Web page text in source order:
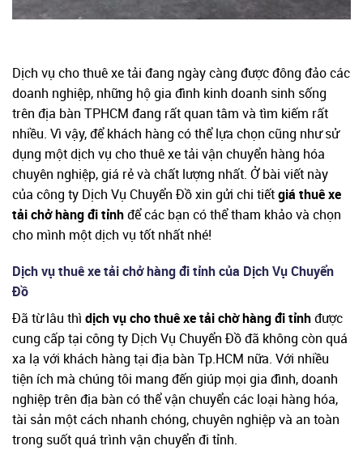
Dịch vụ cho thuê xe tải đang ngày càng được đông đảo các
doanh nghiệp, những hộ gia đình kinh doanh sinh sống
trên địa bàn TPHCM đang rất quan tâm và tìm kiếm rất
nhiều. Vì vậy, để khách hàng có thể lựa chọn cũng như sử
dụng một dịch vụ cho thuê xe tải vận chuyển hàng hóa
chuyên nghiệp, giá rẻ và chất lượng nhất. Ở bài viết này
của công ty Dịch Vụ Chuyển Đồ xin gửi chi tiếtgiá thuê xe
tải chở hàng đi tỉnhđể các bạn có thể tham khảo và chọn
cho mình một dịch vụ tốt nhất nhé!
Dịch vụ thuê xe tải chở hàng đi tỉnh của Dịch Vụ Chuyển
Đồ
Đã từ lâu thì dịch vụ cho thuê xe tải chờ hàng đi tỉnhđược
cung cấp tại công ty Dịch Vụ Chuyển Đồ đã không còn quá
xa lạ với khách hàng tại địa bàn Tp.HCM nữa. Với nhiều
tiện ích mà chúng tôi mang đến giúp mọi gia đình, doanh
nghiệp trên địa bàn có thể vận chuyển các loại hàng hóa,
tài sản một cách nhanh chóng, chuyên nghiệp và an toàn
trong suốt quá trình vận chuyển đi tỉnh.